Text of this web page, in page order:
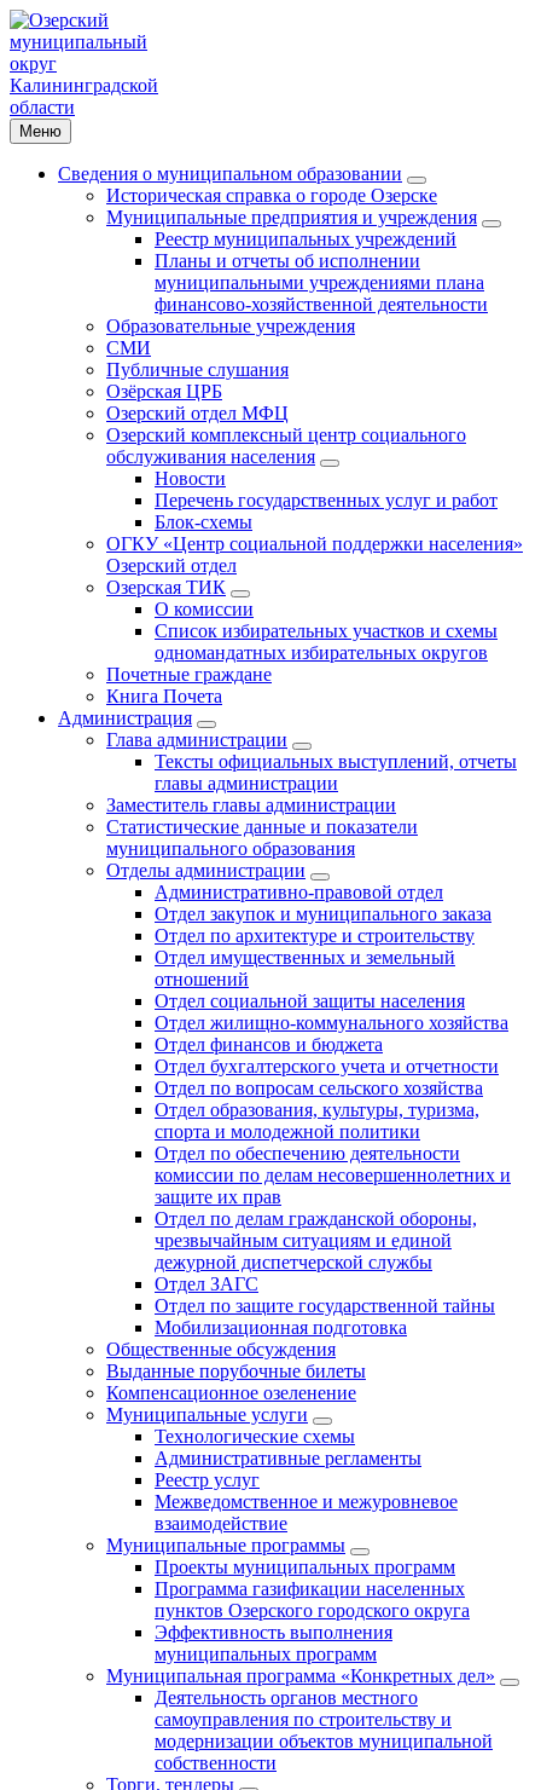
Меню
Сведения о муниципальном образовании
Историческая справка о городе Озерске
Муниципальные предприятия и учреждения
Реестр муниципальных учреждений
Планы и отчеты об исполнении
муниципальными учреждениями плана
финансово-хозяйственной деятельности
Образовательные учреждения
СМИ
Публичные слушания
Озёрская ЦРБ
Озерский отдел МФЦ
Озерский комплексный центр социального
обслуживания населения
Новости
Перечень государственных услуг и работ
Блок-схемы
ОГКУ «Центр социальной поддержки населения»
Озерский отдел
Озерская ТИК
О комиссии
Список избирательных участков и схемы
одномандатных избирательных округов
Почетные граждане
Книга Почета
Администрация
Глава администрации
Тексты официальных выступлений, отчеты
главы администрации
Заместитель главы администрации
Статистические данные и показатели
муниципального образования
Отделы администрации
Административно-правовой отдел
Отдел закупок и муниципального заказа
Отдел по архитектуре и строительству
Отдел имущественных и земельный
отношений
Отдел социальной защиты населения
Отдел жилищно-коммунального хозяйства
Отдел финансов и бюджета
Отдел бухгалтерского учета и отчетности
Отдел по вопросам сельского хозяйства
Отдел образования, культуры, туризма,
спорта и молодежной политики
Отдел по обеспечению деятельности
комиссии по делам несовершеннолетних и
защите их прав
Отдел по делам гражданской обороны,
чрезвычайным ситуациям и единой
дежурной диспетчерской службы
Отдел ЗАГС
Отдел по защите государственной тайны
Мобилизационная подготовка
Общественные обсуждения
Выданные порубочные билеты
Компенсационное озеленение
Муниципальные услуги
Технологические схемы
Административные регламенты
Реестр услуг
Межведомственное и межуровневое
взаимодействие
Муниципальные программы
Проекты муниципальных программ
Программа газификации населенных
пунктов Озерского городского округа
Эффективность выполнения
муниципальных программ
Муниципальная программа «Конкретных дел»
Деятельность органов местного
самоуправления по строительству и
модернизации объектов муниципальной
собственности
Торги, тендеры